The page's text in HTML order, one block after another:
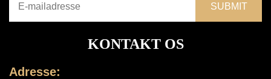
KONTAKT OS
Adresse: